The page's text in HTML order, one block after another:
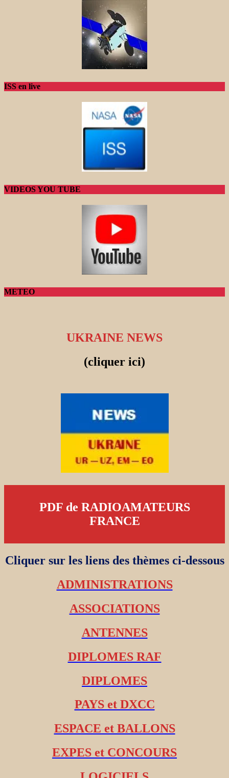
ISS en live
VIDEOS YOU TUBE
METEO
UKRAINE NEWS
(cliquer ici)
PDF de RADIOAMATEURS
FRANCE
Cliquer sur les liens des thèmes ci-dessous
ADMINISTRATIONS
ASSOCIATIONS
ANTENNES
DIPLOMES RAF
DIPLOMES
PAYS et DXCC
ESPACE et BALLONS
EXPES et CONCOURS